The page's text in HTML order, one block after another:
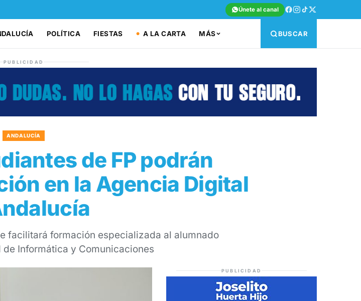
Únete al canal
POLÍTICA FIESTAS A LA CARTA MÁS BUSCAR
PUBLICIDAD
ANDALUCÍA
de FP podrán
en la Agencia Digital
facilitará formación especializada al alumnado
Informática y Comunicaciones
PUBLICIDAD